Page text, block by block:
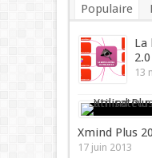
Populaire
La
2.0
13
Xmind Plus
17 juin 2013